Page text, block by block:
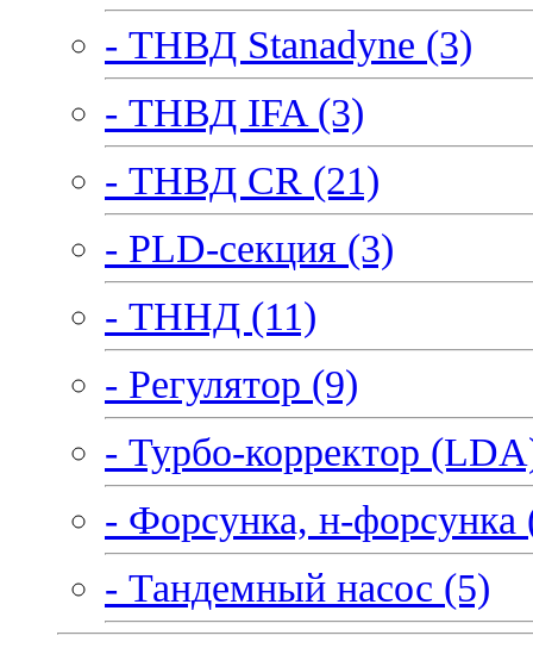
- ТНВД Stanadyne (3)
- ТНВД IFA (3)
- ТНВД CR (21)
- PLD-секция (3)
- ТННД (11)
- Регулятор (9)
- Турбо-корректор
- Форсунка, н-форсунка
- Тандемный насос (5)